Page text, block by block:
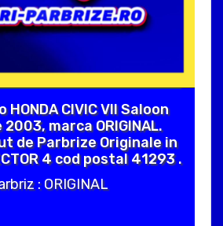
CIVIC VII Saloon
marca ORIGINAL.
de Parbrize Originale in
4 cod postal 41293 .
: ORIGINAL